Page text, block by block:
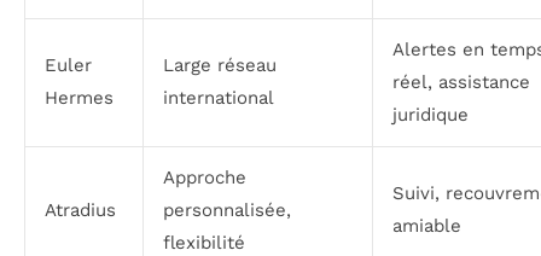
Euler
Hermes
Large réseau
international
Alertes en
réel, assistance
juridique
Atradius
Approche
personnalisée,
flexibilité
Suivi,
amiable